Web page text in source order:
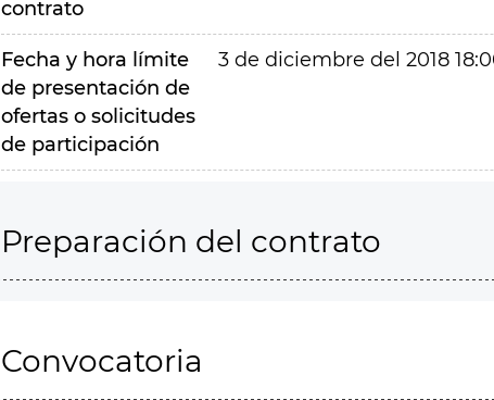
contrato
Fecha y hora límite
de presentación de
ofertas o solicitudes
de participación
3 de diciembre del 2018
Preparación del contrato
Convocatoria